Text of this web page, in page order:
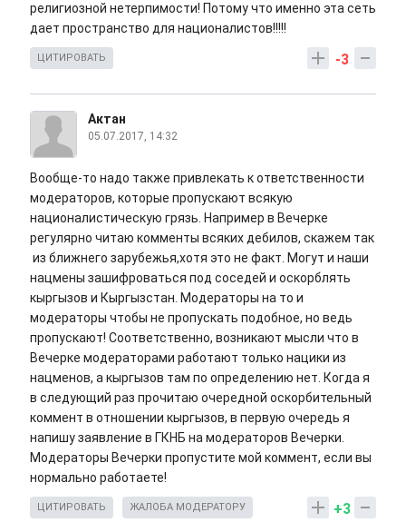
религиозной нетерпимости! Потому что именно эта сеть
дает пространство для националистов!!!!!
-3
ЦИТИРОВАТЬ
Актан
05.07.2017, 14:32
Вообще-то надо также привлекать к ответственности
модераторов, которые пропускают всякую
националистическую грязь. Например в Вечерке
регулярно читаю комменты всяких дебилов, скажем так
из ближнего зарубежья,хотя это не факт. Могут и наши
нацмены зашифроваться под соседей и оскорблять
кыргызов и Кыргызстан. Модераторы на то и
модераторы чтобы не пропускать подобное, но ведь
пропускают! Соответственно, возникают мысли что в
Вечерке модераторами работают только нацики из
нацменов, а кыргызов там по определению нет. Когда я
в следующий раз прочитаю очередной оскорбительный
коммент в отношении кыргызов, в первую очередь я
напишу заявление в ГКНБ на модераторов Вечерки.
Модераторы Вечерки пропустите мой коммент, если вы
нормально работаете!
+3
ЦИТИРОВАТЬ ЖАЛОБА МОДЕРАТОРУ